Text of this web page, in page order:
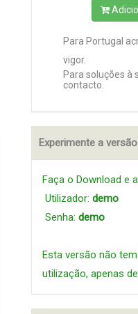
Para Portugal
vigor.
Para soluções à
contacto.
Experimente a
Faça o Download e
Utilizador: demo
Senha: demo
Esta versão não
utilização, apenas